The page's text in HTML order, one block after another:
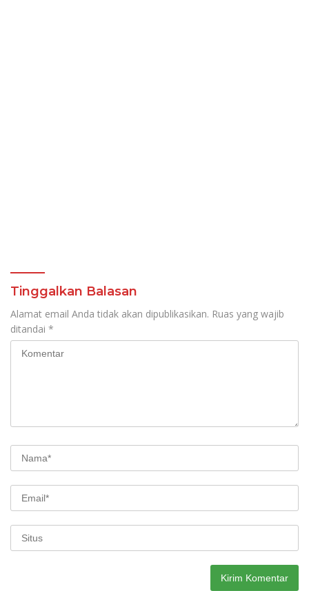
Tinggalkan Balasan
Alamat email Anda tidak akan dipublikasikan. Ruas yang wajib
ditandai *